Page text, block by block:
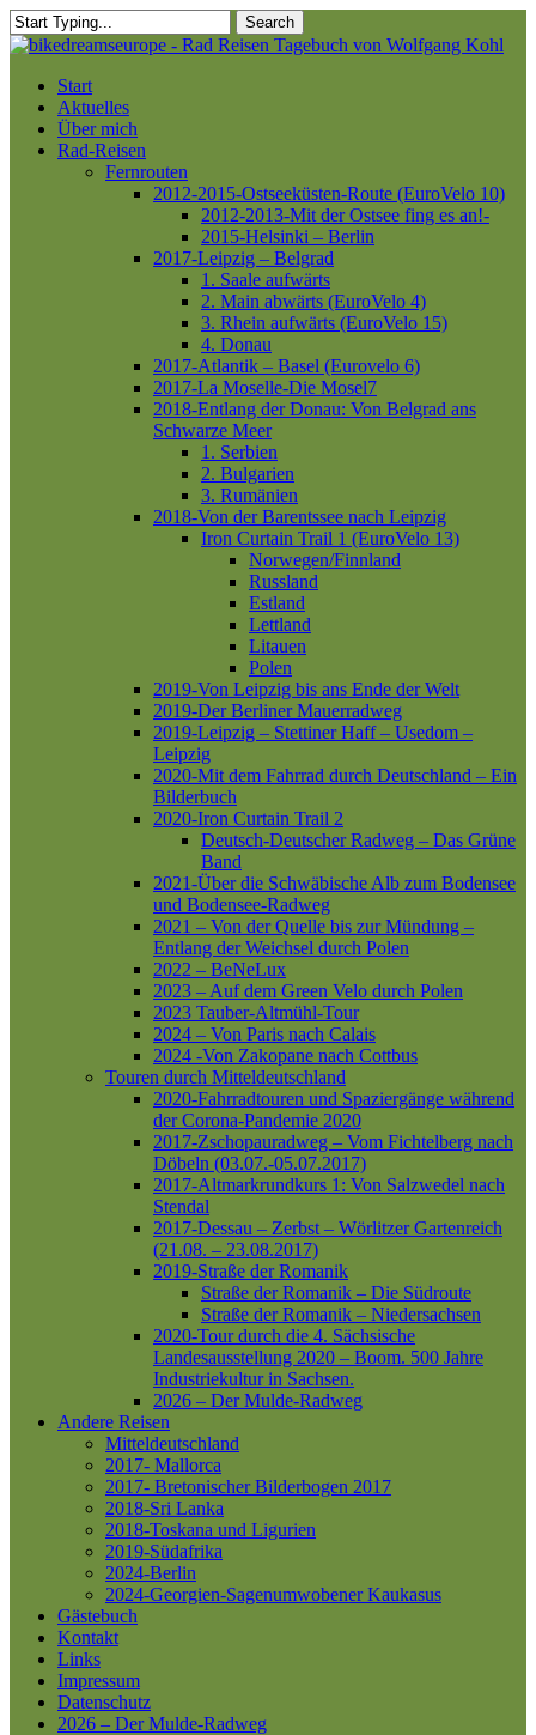
Skip
to
content
Search
Close
Menu
Start
Aktuelles
Über mich
Rad-Reisen
Fernrouten
2012-2015-Ostseeküsten-Route (EuroVelo 10)
2012-2013-Mit der Ostsee fing es an!-
2015-Helsinki – Berlin
2017-Leipzig – Belgrad
1. Saale aufwärts
2. Main abwärts (EuroVelo 4)
3. Rhein aufwärts (EuroVelo 15)
4. Donau
2017-Atlantik – Basel (Eurovelo 6)
2017-La Moselle-Die Mosel7
2018-Entlang der Donau: Von Belgrad ans
Schwarze Meer
1. Serbien
2. Bulgarien
3. Rumänien
2018-Von der Barentssee nach Leipzig
Iron Curtain Trail 1 (EuroVelo 13)
Norwegen/Finnland
Russland
Estland
Lettland
Litauen
Polen
2019-Von Leipzig bis ans Ende der Welt
2019-Der Berliner Mauerradweg
2019-Leipzig – Stettiner Haff – Usedom –
Leipzig
2020-Mit dem Fahrrad durch Deutschland – Ein
Bilderbuch
2020-Iron Curtain Trail 2
Deutsch-Deutscher Radweg – Das Grüne
Band
2021-Über die Schwäbische Alb zum Bodensee
und Bodensee-Radweg
2021 – Von der Quelle bis zur Mündung –
Entlang der Weichsel durch Polen
2022 – BeNeLux
2023 – Auf dem Green Velo durch Polen
2023 Tauber-Altmühl-Tour
2024 – Von Paris nach Calais
2024 -Von Zakopane nach Cottbus
Touren durch Mitteldeutschland
2020-Fahrradtouren und Spaziergänge während
der Corona-Pandemie 2020
2017-Zschopauradweg – Vom Fichtelberg nach
Döbeln (03.07.-05.07.2017)
2017-Altmarkrundkurs 1: Von Salzwedel nach
Stendal
2017-Dessau – Zerbst – Wörlitzer Gartenreich
(21.08. – 23.08.2017)
2019-Straße der Romanik
Straße der Romanik – Die Südroute
Straße der Romanik – Niedersachsen
2020-Tour durch die 4. Sächsische
Landesausstellung 2020 – Boom. 500 Jahre
Industriekultur in Sachsen.
2026 – Der Mulde-Radweg
Andere Reisen
Mitteldeutschland
2017- Mallorca
2017- Bretonischer Bilderbogen 2017
2018-Sri Lanka
2018-Toskana und Ligurien
2019-Südafrika
2024-Berlin
2024-Georgien-Sagenumwobener Kaukasus
Gästebuch
Kontakt
Links
Impressum
Datenschutz
2026 – Der Mulde-Radweg